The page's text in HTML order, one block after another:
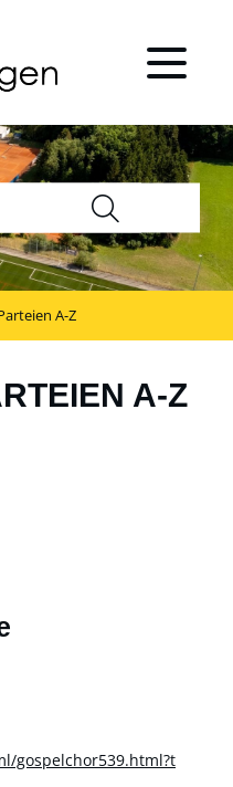
A-Z
A-Z
gospelchor539.html?t